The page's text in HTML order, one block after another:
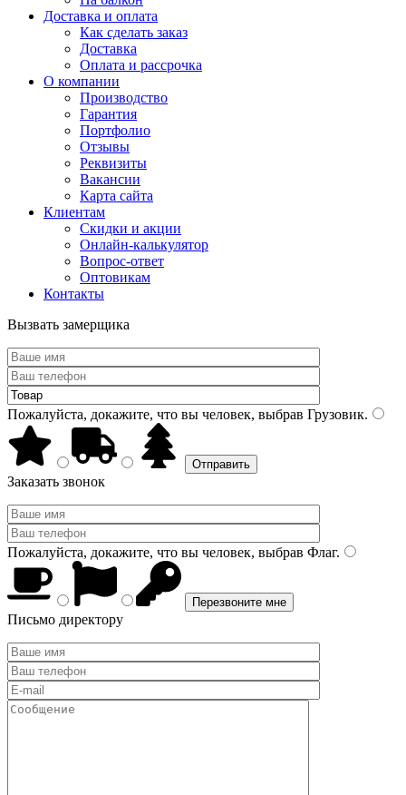
Доставка и оплата
Как сделать заказ
Доставка
Оплата и рассрочка
О компании
Производство
Гарантия
Портфолио
Отзывы
Реквизиты
Вакансии
Карта сайта
Клиентам
Скидки и акции
Онлайн-калькулятор
Вопрос-ответ
Оптовикам
Контакты
Вызвать замерщика
Пожалуйста, докажите, что вы человек, выбрав Грузовик.
Заказать звонок
Пожалуйста, докажите, что вы человек, выбрав Флаг.
Письмо директору